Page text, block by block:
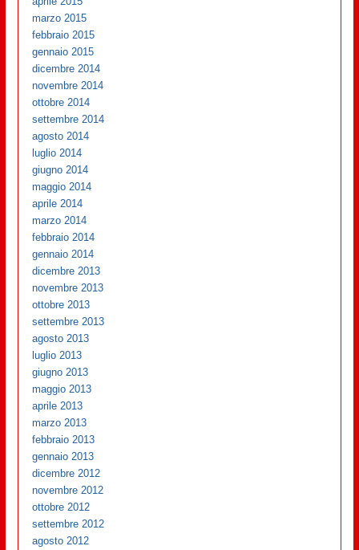
marzo 2015
febbraio 2015
gennaio 2015
dicembre 2014
novembre 2014
ottobre 2014
settembre 2014
agosto 2014
luglio 2014
giugno 2014
maggio 2014
aprile 2014
marzo 2014
febbraio 2014
gennaio 2014
dicembre 2013
novembre 2013
ottobre 2013
settembre 2013
agosto 2013
luglio 2013
giugno 2013
maggio 2013
aprile 2013
marzo 2013
febbraio 2013
gennaio 2013
dicembre 2012
novembre 2012
ottobre 2012
settembre 2012
agosto 2012